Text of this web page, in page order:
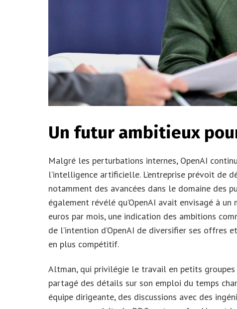
Un futur ambitieux
Malgré les perturbations internes, OpenAI
l’intelligence artificielle. L’entreprise prévoit de
notamment des avancées dans le domaine des
également révélé qu’OpenAI avait envisagé à
euros par mois, une indication des ambitions
de l’intention d’OpenAI de diversifier ses offres
en plus compétitif.
Altman, qui privilégie le travail en petits
partagé des détails sur son emploi du temps
équipe dirigeante, des discussions avec des